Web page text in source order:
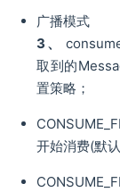
广播模式
3、
取到的
置策略；
开始消费(默